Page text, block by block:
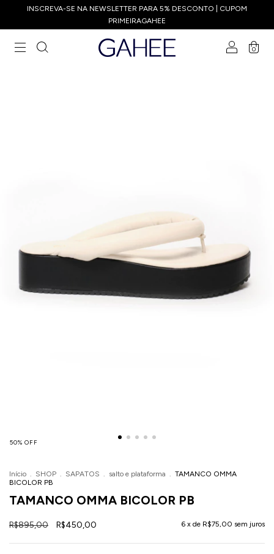
INSCREVA-SE NA NEWSLETTER PARA 5% DESCONTO | CUPOM
PRIMEIRAGAHEE
0
50% OFF
Início SHOP SAPATOS salto e plataforma
TAMANCO OMMA
BICOLOR PB
TAMANCO OMMA BICOLOR PB
R$895,00 R$450,00 6 x de R$75,00 sem juros